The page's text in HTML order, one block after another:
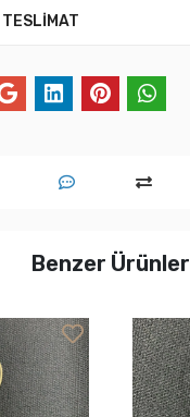
Benzer Ürünler